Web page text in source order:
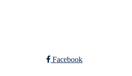
Facebook